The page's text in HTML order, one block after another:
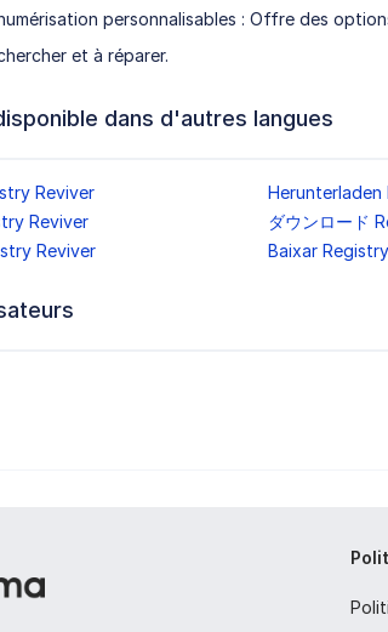
personnalisables : Offre des
et à réparer.
dans d'autres langues
Reviver
Herunterladen
Reviver
ダウンロード
Reviver
Baixar